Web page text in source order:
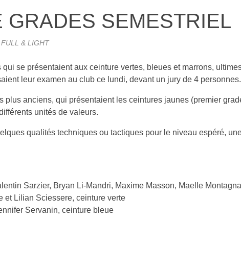
GRADES SEMESTRIEL
& LIGHT
se présentaient aux ceinture vertes, bleues et marrons,
leur examen au club ce lundi, devant un jury de 4 personnes.
plus anciens, qui présentaient les ceintures jaunes (premier
unités de valeurs.
qualités techniques ou tactiques pour le niveau espéré,
Sarzier, Bryan Li-Mandri, Maxime Masson, Maelle
et Lilian Sciessere, ceinture verte
Servanin, ceinture bleue